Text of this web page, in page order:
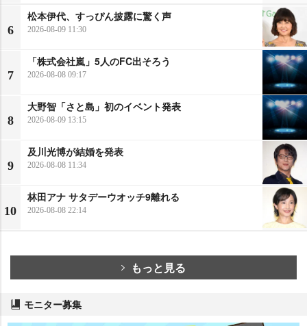
6
松本伊代、すっぴん披露に驚く声
2026-08-09 11:30
7
「株式会社嵐」5人のFC出そろう
2026-08-08 09:17
8
大野智「さと島」初のイベント発表
2026-08-09 13:15
9
及川光博が結婚を発表
2026-08-08 11:34
10
林田アナ サタデーウオッチ9離れる
2026-08-08 22:14
もっと見る
モニター募集